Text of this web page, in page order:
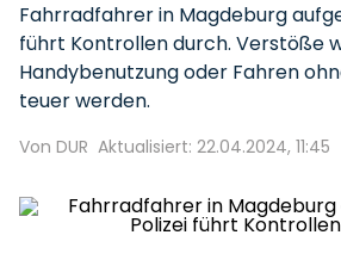
Fahrradfahrer in Magdeburg
führt Kontrollen durch. Verstöße
Handybenutzung oder Fahren
teuer werden.
Von DUR Aktualisiert: 22.04.2024, 11:45